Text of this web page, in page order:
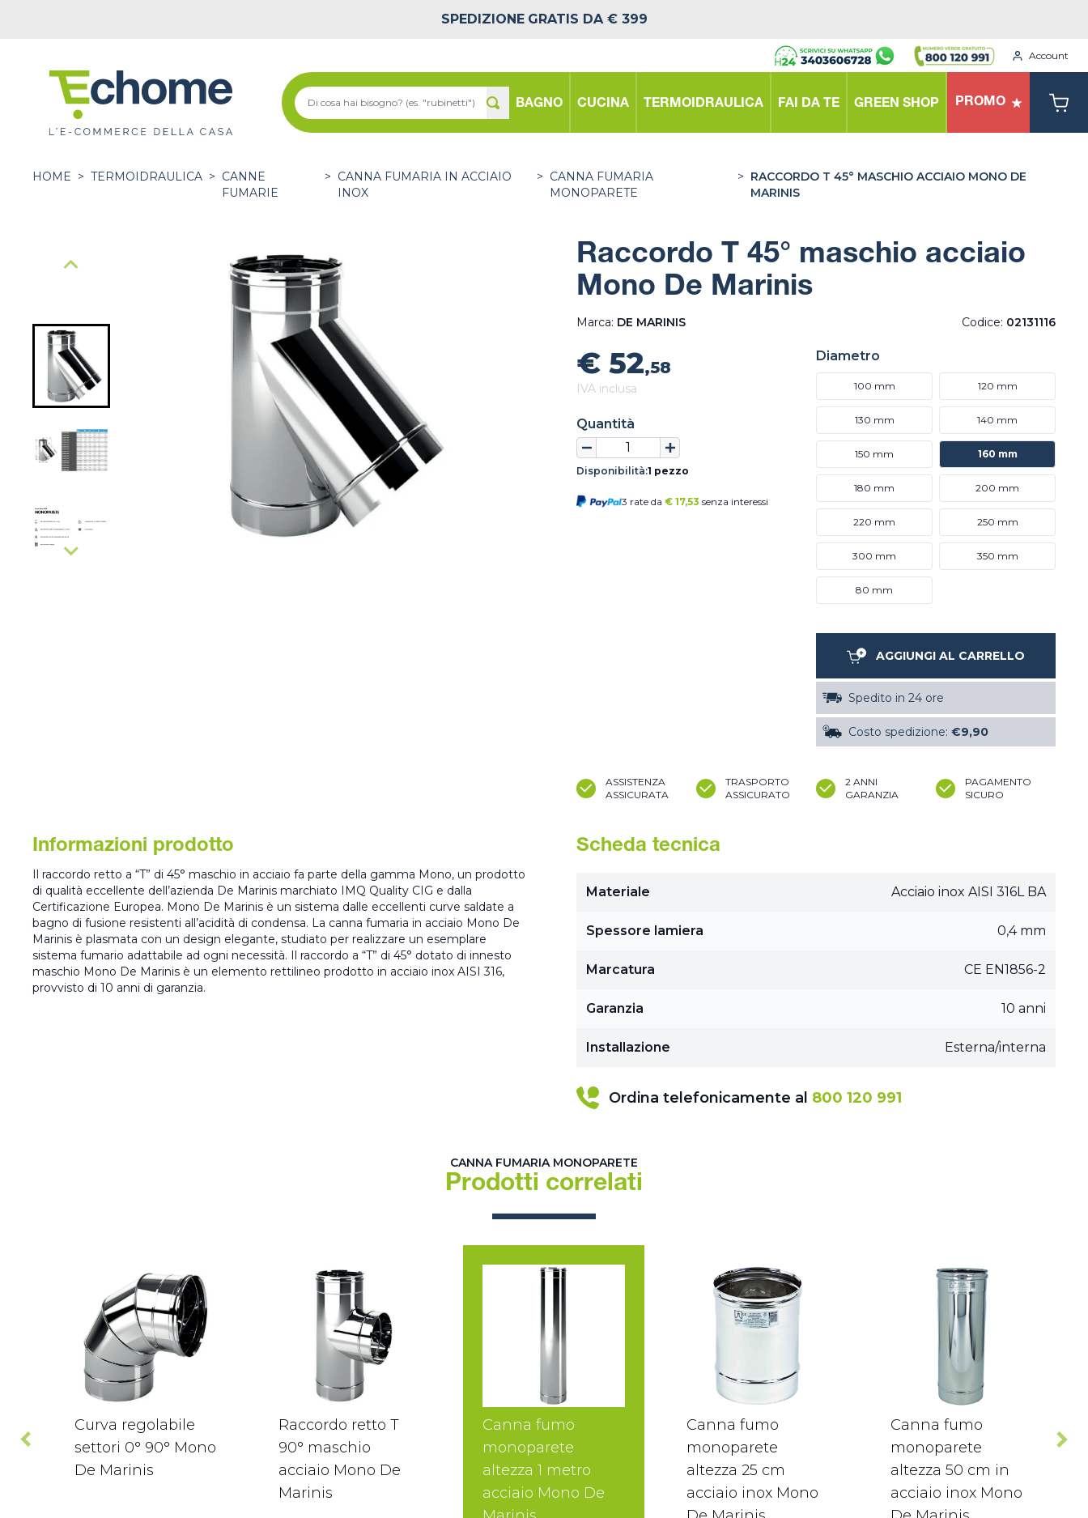
SPEDIZIONE GRATIS DA € 399
Account
BAGNO CUCINA TERMOIDRAULICA FAI DA TE GREEN SHOP PROMO
HOME > TERMOIDRAULICA > CANNE
FUMARIE
> CANNA FUMARIA IN ACCIAIO
INOX
> CANNA FUMARIA
MONOPARETE
> RACCORDO T 45° MASCHIO ACCIAIO MONO DE
MARINIS
Raccordo T 45° maschio acciaio
Mono De Marinis
Marca: DE MARINIS Codice: 02131116
€ 52,58
IVA inclusa
Quantità
Disponibilità:1 pezzo
3 rate da € 17,53 senza interessi
Diametro
100 mm 120 mm
130 mm 140 mm
150 mm 160 mm
180 mm 200 mm
220 mm 250 mm
300 mm 350 mm
80 mm
AGGIUNGI AL CARRELLO
Spedito in 24 ore
Costo spedizione: €9,90
ASSISTENZA
ASSICURATA
TRASPORTO
ASSICURATO
2 ANNI
GARANZIA
PAGAMENTO
SICURO
Informazioni prodotto
Il raccordo retto a “T” di 45° maschio in acciaio fa parte della gamma Mono, un prodotto
di qualità eccellente dell’azienda De Marinis marchiato IMQ Quality CIG e dalla
Certificazione Europea. Mono De Marinis è un sistema dalle eccellenti curve saldate a
bagno di fusione resistenti all’acidità di condensa. La canna fumaria in acciaio Mono De
Marinis è plasmata con un design elegante, studiato per realizzare un esemplare
sistema fumario adattabile ad ogni necessità. Il raccordo a “T” di 45° dotato di innesto
maschio Mono De Marinis è un elemento rettilineo prodotto in acciaio inox AISI 316,
provvisto di 10 anni di garanzia.
Scheda tecnica
Materiale Acciaio inox AISI 316L BA
Spessore lamiera 0,4 mm
Marcatura CE EN1856-2
Garanzia 10 anni
Installazione Esterna/interna
Ordina telefonicamente al 800 120 991
CANNA FUMARIA MONOPARETE
Prodotti correlati
Curva regolabile
settori 0° 90° Mono
De Marinis
Raccordo retto T
90° maschio
acciaio Mono De
Marinis
Canna fumo
monoparete
altezza 1 metro
acciaio Mono De
Canna fumo
monoparete
altezza 25 cm
acciaio inox Mono
Canna fumo
monoparete
altezza 50 cm in
acciaio inox Mono